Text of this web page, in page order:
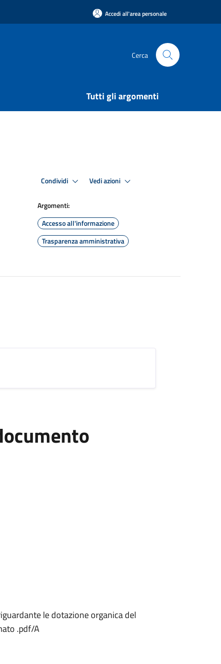
Accedi all'area personale
Cerca
Tutti gli argomenti
Condividi Vedi azioni
Argomenti:
Accesso all'informazione
Trasparenza amministrativa
le dotazione organica del
.pdf/A